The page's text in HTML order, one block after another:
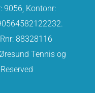
9056, Kontonr:
88328116
Tennis og